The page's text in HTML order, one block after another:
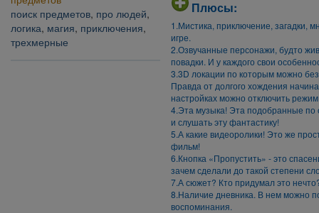
поиск предметов, про людей,
логика, магия, приключения,
трехмерные
Плюсы:
1.Мистика, приключение, загадки,
игре.
2.Озвучанные персонажи, будто
повадки. И у каждого свои
3.3D локации по которым можно
Правда от долгого хождения
настройках можно отключить
4.Эта музыка! Эта подобранные по
и слушать эту фантастику!
5.А какие видеоролики! Это же
фильм!
6.Кнопка «Пропустить» - это
зачем сделали до такой степени
7.А сюжет? Кто придумал это
8.Наличие дневника. В нем можно
воспоминания.